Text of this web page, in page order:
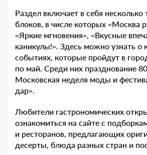
Раздел включает в себя несколько
блоков, в числе которых «Москва
«Яркие мгновения», «Вкусные
каникулы!». Здесь можно узнать о
событиях, которые пройдут в
по май. Среди них празднование
Московская неделя моды и
дар».
Любители гастрономических
ознакомиться на сайте с
и ресторанов, предлагающих
десерты, блюда разных стран и